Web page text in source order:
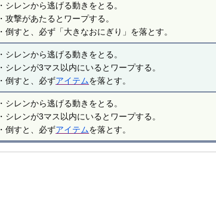
・シレンから逃げる動きをとる。
・攻撃があたるとワープする。
・倒すと、必ず「大きなおにぎり」を落とす。
・シレンから逃げる動きをとる。
・シレンが3マス以内にいるとワープする。
・倒すと、必ずアイテムを落とす。
・シレンから逃げる動きをとる。
・シレンが3マス以内にいるとワープする。
・倒すと、必ずアイテムを落とす。